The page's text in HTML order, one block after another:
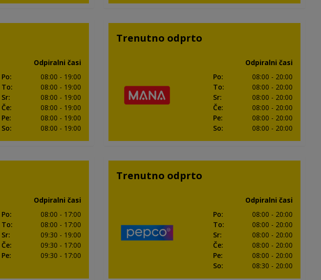
Odpiralni časi
Po: 08:00 - 19:00
To: 08:00 - 19:00
Sr: 08:00 - 19:00
Če: 08:00 - 19:00
Pe: 08:00 - 19:00
So: 08:00 - 19:00
Trenutno odprto
Odpiralni časi
Po: 08:00 - 20:00
To: 08:00 - 20:00
Sr: 08:00 - 20:00
Če: 08:00 - 20:00
Pe: 08:00 - 20:00
So: 08:00 - 20:00
Odpiralni časi
Po: 08:00 - 17:00
To: 08:00 - 17:00
Sr: 09:30 - 19:00
Če: 09:30 - 17:00
Pe: 09:30 - 17:00
Trenutno odprto
Odpiralni časi
Po: 08:00 - 20:00
To: 08:00 - 20:00
Sr: 08:00 - 20:00
Če: 08:00 - 20:00
Pe: 08:00 - 20:00
So: 08:30 - 20:00